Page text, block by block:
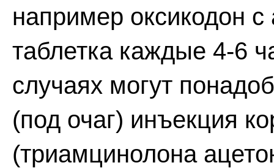
например оксикодон
таблетка каждые 4-6
случаях могут
(под очаг) инъекция
(триамцинолона